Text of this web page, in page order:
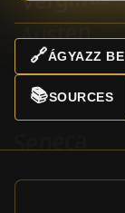
🔗ÁGYAZZ
📚SOURCES